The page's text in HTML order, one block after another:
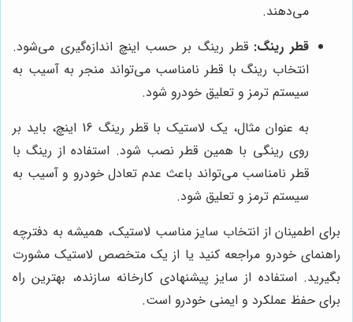
می‌دهند.
قطر رینگ: قطر رینگ بر حسب اینچ اندازه‌گیری می‌شود.
انتخاب رینگ با قطر نامناسب می‌تواند منجر به آسیب به
سیستم ترمز و تعلیق خودرو شود.
به عنوان مثال، یک لاستیک با قطر رینگ 16 اینچ، باید بر
روی رینگی با همین قطر نصب شود. استفاده از رینگ با
قطر نامناسب می‌تواند باعث عدم تعادل خودرو و آسیب به
سیستم ترمز و تعلیق شود.
برای اطمینان از انتخاب سایز مناسب لاستیک، همیشه به دفترچه
راهنمای خودرو مراجعه کنید یا از یک متخصص لاستیک مشورت
بگیرید. استفاده از سایز پیشنهادی کارخانه سازنده، بهترین راه
برای حفظ عملکرد و ایمنی خودرو است.